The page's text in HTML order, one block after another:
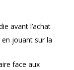
avant l’achat
jouant sur la
face aux